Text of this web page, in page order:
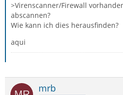
>Virenscanner/Firewall
abscannen?
Wie kann ich dies herausfinden?
aqui
mrb